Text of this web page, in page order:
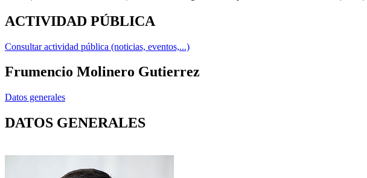
ACTIVIDAD PÚBLICA
Consultar actividad pública (noticias, eventos,...)
Frumencio Molinero Gutierrez
Datos generales
DATOS GENERALES